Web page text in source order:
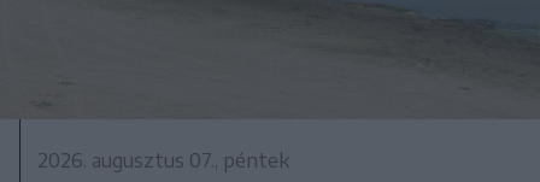
2026. augusztus 07., péntek